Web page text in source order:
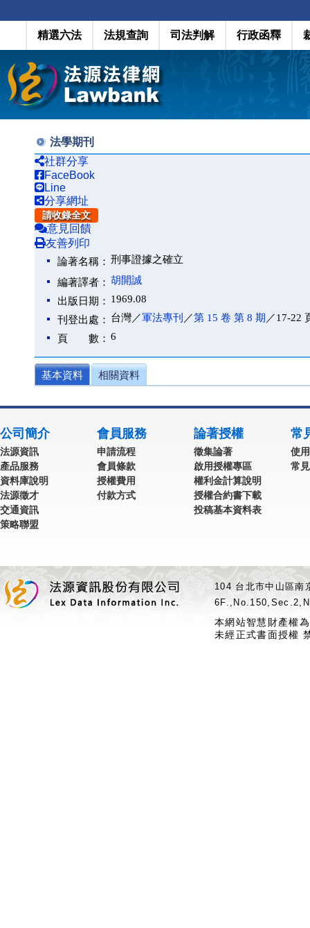
精選六法 法規查詢 司法判解 行政函釋
法學期刊
社群分享
FaceBook
Line
分享網址
請收錄全文
意見回饋
友善列印
論著名稱： 刑事證據之確立
編著譯者： 胡開誠
出版日期： 1969.08
刊登出處： 台灣／軍法專刊 ／第 15 卷 第 8 期 ／17-22
頁 數： 6
基本資料 相關資料
公司簡介
法源資訊
產品服務
資料庫說明
法源徵才
交通資訊
策略聯盟
會員服務
申請流程
會員條款
授權費用
付款方式
論著授權
徵集論著
啟用授權專區
權利金計算說明
授權合約書下載
投稿基本資料表
常
使
常
104 台北市中山區
本網站智慧財產權
未經正式書面授權